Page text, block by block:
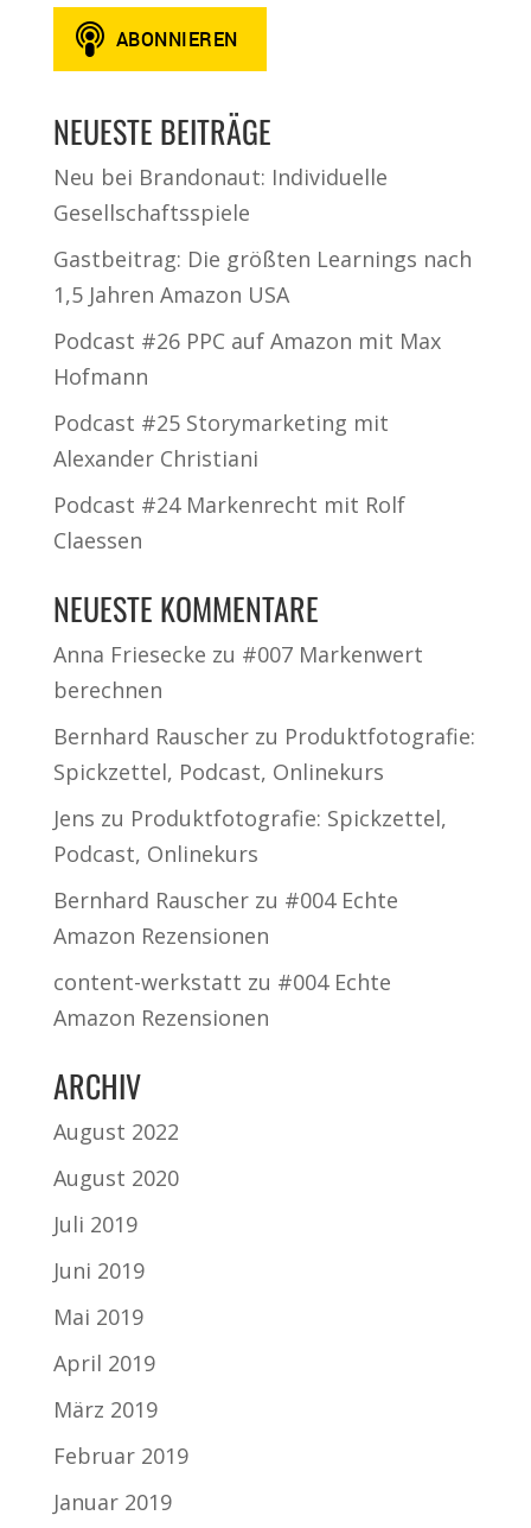
NEUESTE BEITRÄGE
Neu bei Brandonaut: Individuelle
Gesellschaftsspiele
Gastbeitrag: Die größten Learnings nach
1,5 Jahren Amazon USA
Podcast #26 PPC auf Amazon mit Max
Hofmann
Podcast #25 Storymarketing mit
Alexander Christiani
Podcast #24 Markenrecht mit Rolf
Claessen
NEUESTE KOMMENTARE
Anna Friesecke zu #007 Markenwert
berechnen
Bernhard Rauscherzu Produktfotografie:
Spickzettel, Podcast, Onlinekurs
Jens zu Produktfotografie: Spickzettel,
Podcast, Onlinekurs
Bernhard Rauscherzu #004 Echte
Amazon Rezensionen
content-werkstatt zu #004 Echte
Amazon Rezensionen
ARCHIV
August 2022
August 2020
Juli 2019
Juni 2019
Mai 2019
April 2019
März 2019
Februar 2019
Januar 2019